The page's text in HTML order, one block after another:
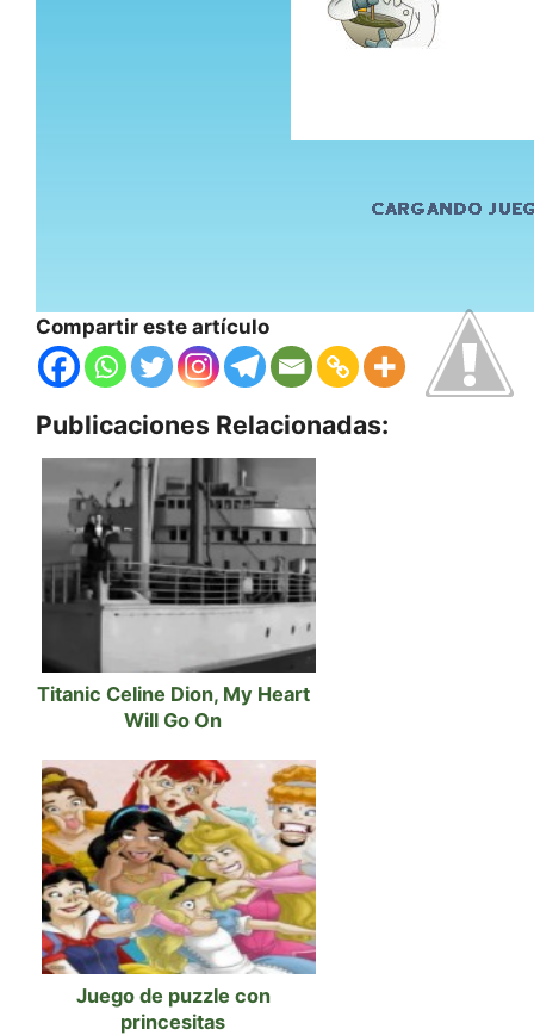
Compartir este artículo
Publicaciones Relacionadas:
Titanic Celine Dion, My Heart
Will Go On
Juego de puzzle con
princesitas